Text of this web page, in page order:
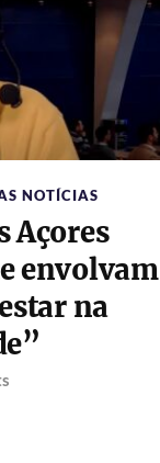
NOTÍCIAS
Açores
envolvam
na